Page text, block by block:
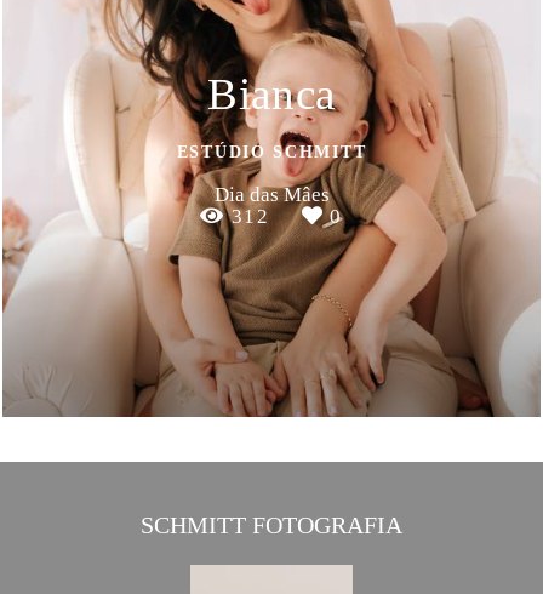
Bianca
ESTÚDIO SCHMITT
Dia das Mâes
312
0
SCHMITT FOTOGRAFIA